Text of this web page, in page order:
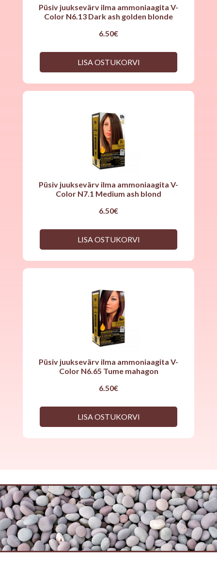
Püsiv juuksevärv ilma ammoniaagita V-
Color N6.13 Dark ash golden blonde
6.50€
LISA OSTUKORVI
Püsiv juuksevärv ilma ammoniaagita V-
Color N7.1 Medium ash blond
6.50€
LISA OSTUKORVI
Püsiv juuksevärv ilma ammoniaagita V-
Color N6.65 Tume mahagon
6.50€
LISA OSTUKORVI